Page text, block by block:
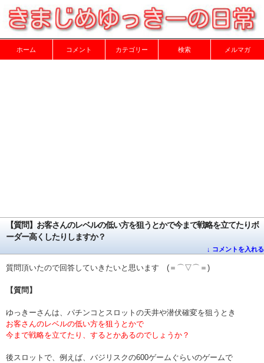
ホーム コメント カテゴリー 検索 メルマガ
【質問】お客さんのレベルの低い方を狙うとかで今まで戦略を立てたりボ
ーダー高くしたりしますか？
↓ コメントを入れる
質問頂いたので回答していきたいと思います (＝⌒▽⌒＝)
【質問】
ゆっきーさんは、パチンコとスロットの天井や潜伏確変を狙うとき
お客さんのレベルの低い方を狙うとかで
今まで戦略を立てたり、するとかあるのでしょうか？
後スロットで、例えば、バジリスクの600ゲームぐらいのゲームで